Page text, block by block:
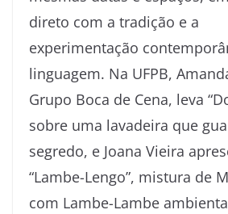
direto com a tradição e a
experimentação
linguagem. Na UFPB,
Grupo Boca de Cena, leva
sobre uma lavadeira que
segredo, e Joana Vieira
“Lambe-Lengo”, mistura de
com Lambe-Lambe